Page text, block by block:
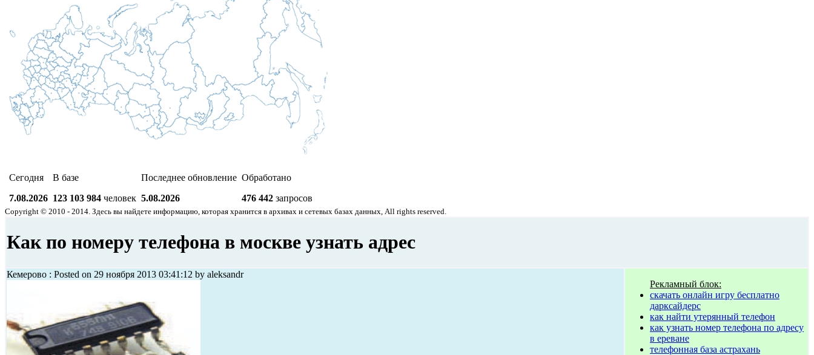
Сегодня
7.08.2026
В базе
123 103 984 человек
Последнее обновление
5.08.2026
Обработано
476 442 запросов
Copyright © 2010 - 2014. Здесь вы найдете информацию, которая хранится в архивах и сетевых базах данных, All rights reserved.
Как по номеру телефона в москве узнать адрес
Кемерово : Posted on 29 ноября 2013 03:41:12 by aleksandr
Рекламный блок:
скачать онлайн игру бесплатно
дарксайдерс
как найти утерянный телефон
как узнать номер телефона по адресу
в ереване
телефонная база астрахань